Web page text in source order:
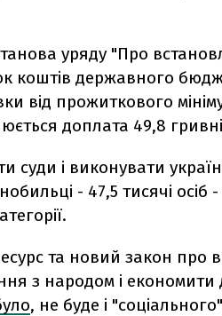
уряду "Про
коштів державного
від прожиткового
доплата 49,8
і виконувати
- 47,5 тисячі
та новий закон про
з народом і
, не буде і